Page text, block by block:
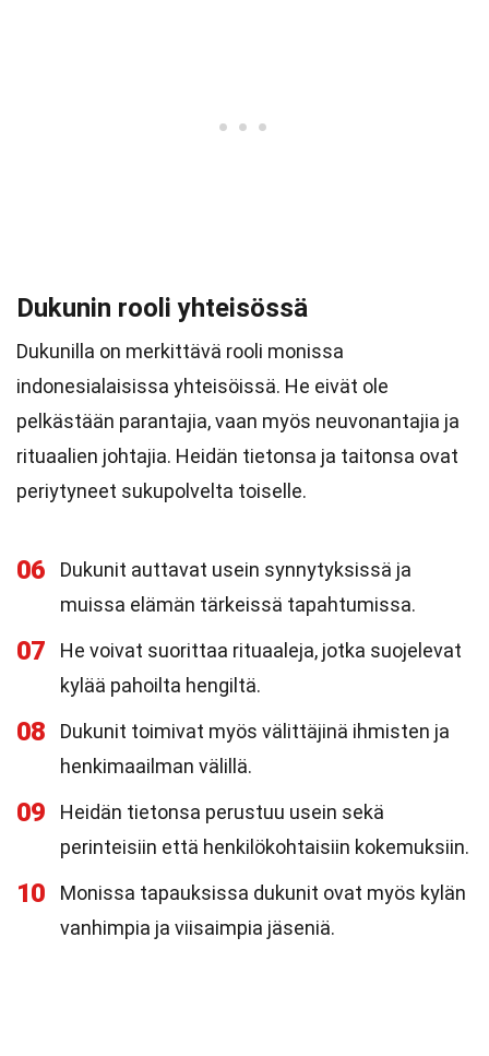
Dukunin rooli yhteisössä
Dukunilla on merkittävä rooli monissa
indonesialaisissa yhteisöissä. He eivät ole
pelkästään parantajia, vaan myös neuvonantajia ja
rituaalien johtajia. Heidän tietonsa ja taitonsa ovat
periytyneet sukupolvelta toiselle.
06
Dukunit auttavat usein synnytyksissä ja
muissa elämän tärkeissä tapahtumissa.
07
He voivat suorittaa rituaaleja, jotka suojelevat
kylää pahoilta hengiltä.
08
Dukunit toimivat myös välittäjinä ihmisten ja
henkimaailman välillä.
09
Heidän tietonsa perustuu usein sekä
perinteisiin että henkilökohtaisiin kokemuksiin.
10
Monissa tapauksissa dukunit ovat myös kylän
vanhimpia ja viisaimpia jäseniä.